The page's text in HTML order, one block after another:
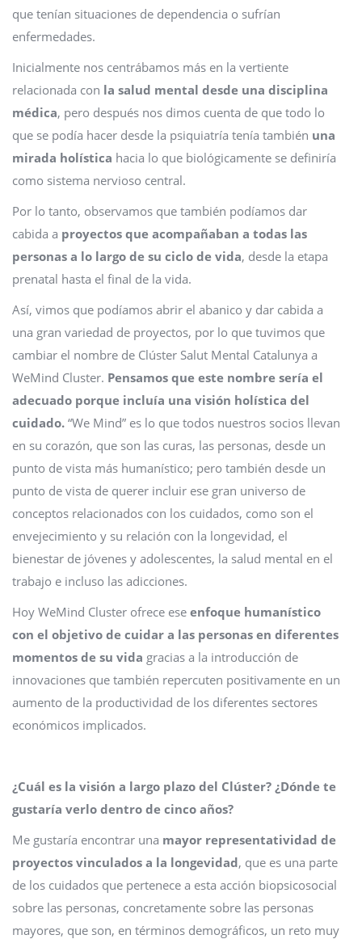
que tenían situaciones de dependencia o sufrían
enfermedades.
Inicialmente nos centrábamos más en la vertiente
relacionada con la salud mental desde una disciplina
médica, pero después nos dimos cuenta de que todo lo
que se podía hacer desde la psiquiatría tenía también una
mirada holística hacia lo que biológicamente se definiría
como sistema nervioso central.
Por lo tanto, observamos que también podíamos dar
cabida a proyectos que acompañaban a todas las
personas a lo largo de su ciclo de vida, desde la etapa
prenatal hasta el final de la vida.
Así, vimos que podíamos abrir el abanico y dar cabida a
una gran variedad de proyectos, por lo que tuvimos que
cambiar el nombre de Clúster Salut Mental Catalunya a
WeMind Cluster. Pensamos que este nombre sería el
adecuado porque incluía una visión holística del
cuidado. “We Mind” es lo que todos nuestros socios llevan
en su corazón, que son las curas, las personas, desde un
punto de vista más humanístico; pero también desde un
punto de vista de querer incluir ese gran universo de
conceptos relacionados con los cuidados, como son el
envejecimiento y su relación con la longevidad, el
bienestar de jóvenes y adolescentes, la salud mental en el
trabajo e incluso las adicciones.
Hoy WeMind Cluster ofrece ese enfoque humanístico
con el objetivo de cuidar a las personas en diferentes
momentos de su vida gracias a la introducción de
innovaciones que también repercuten positivamente en un
aumento de la productividad de los diferentes sectores
económicos implicados.
¿Cuál es la visión a largo plazo del Clúster? ¿Dónde te
gustaría verlo dentro de cinco años?
Me gustaría encontrar una mayor representatividad de
proyectos vinculados a la longevidad, que es una parte
de los cuidados que pertenece a esta acción biopsicosocial
sobre las personas, concretamente sobre las personas
mayores, que son, en términos demográficos, un reto muy